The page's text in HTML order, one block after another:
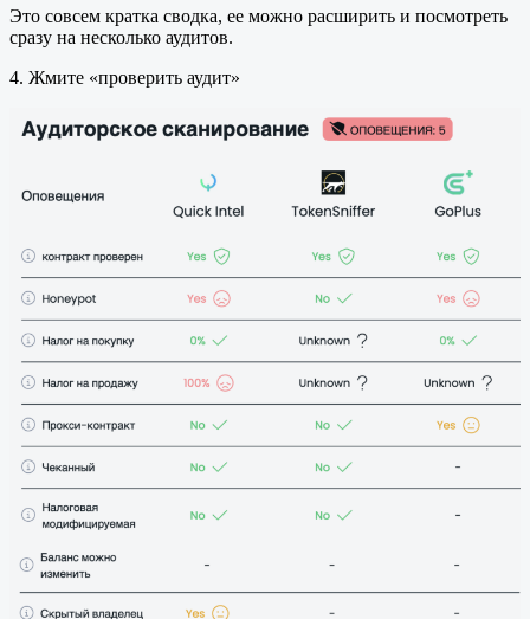
Это совсем кратка сводка, ее можно расширить и посмотреть
сразу на несколько аудитов.
4. Жмите «проверить аудит»